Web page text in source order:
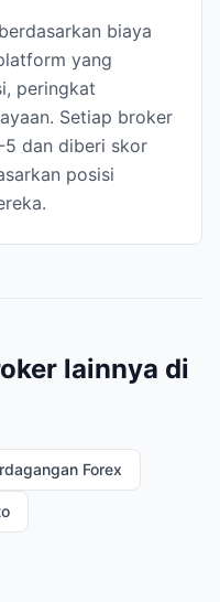
biaya
yang
peringkat
Setiap broker
5 dan diberi skor
posisi
lainnya di
Forex